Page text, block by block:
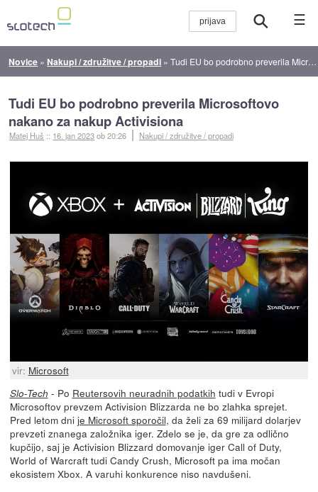
☰
Novice » Nakupi / združitve / propadi »Tudi EU bo podrobno preverila Microsoftovo nakano za nakup Activisiona
Tudi EU bo podrobno preverila Microsoftovo
nakano za nakup Activisiona
Matej Huš :: 16. jan 2023ob 20:26 Nakupi / združitve / propadi
vir: Microsoft
Slo-Tech - Po Reutersovih neuradnih podatkih tudi v Evropi
Microsoftov prevzem Activision Blizzarda ne bo zlahka sprejet.
Pred letom dni je Microsoft sporočil, da želi za 69 milijard dolarjev
prevzeti znanega založnika iger. Zdelo se je, da gre za odlično
kupčijo, saj je Activision Blizzard domovanje iger Call of Duty,
World of Warcraft tudi Candy Crush, Microsoft pa ima močan
ekosistem Xbox. A varuhi konkurence niso navdušeni.